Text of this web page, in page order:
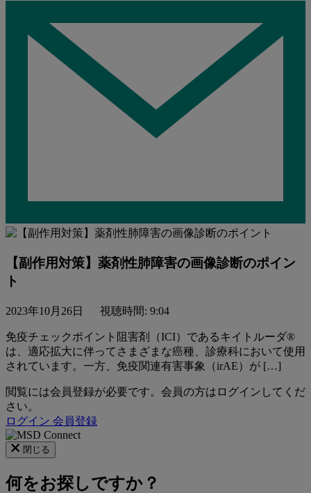
【副作用対策】薬剤性肺障害の画像診断のポイン
ト
2023年10月26日 視聴時間: 9:04
免疫チェックポイント阻害剤（ICI）であるキイトルーダ®
は、適応拡大に伴ってさまざまな癌種、診療科において使用
されています。一方、免疫関連有害事象（irAE）が […]
閲覧には会員登録が必要です。会員の方はログインしてくだ
さい。
ログイン 会員登録
閉じる
何をお探しですか？